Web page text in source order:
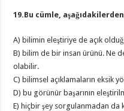
19.Bu cümle,
A) bilimin eleştiriye de açık
B) bilim de bir insan ürünü. Ne
olabilir.
C) bilimsel açıklamaların eksik
D) bu görünür başarının
E) hiçbir şey sorgulanmadan